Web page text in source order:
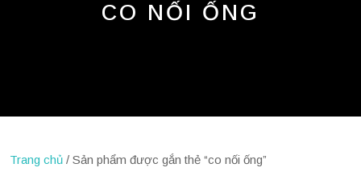
CO NỐI ỐNG
Trang chủ / Sản phẩm được gắn thẻ “co nối ống”